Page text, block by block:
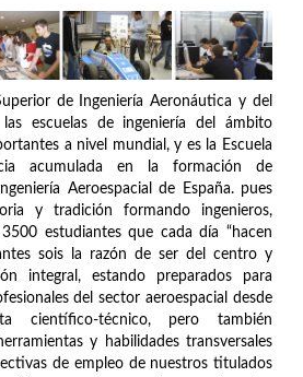
de Ingeniería Aeronáutica y del
escuelas de ingeniería del ámbito
a nivel mundial, y es la Escuela
acumulada en la formación de
Aeroespacial de España. pues
y tradición formando ingenieros,
estudiantes que cada día “hacen
sois la razón de ser del centro y
integral, estando preparados para
del sector aeroespacial desde
técnico, pero también
y habilidades transversales
de empleo de nuestros titulados